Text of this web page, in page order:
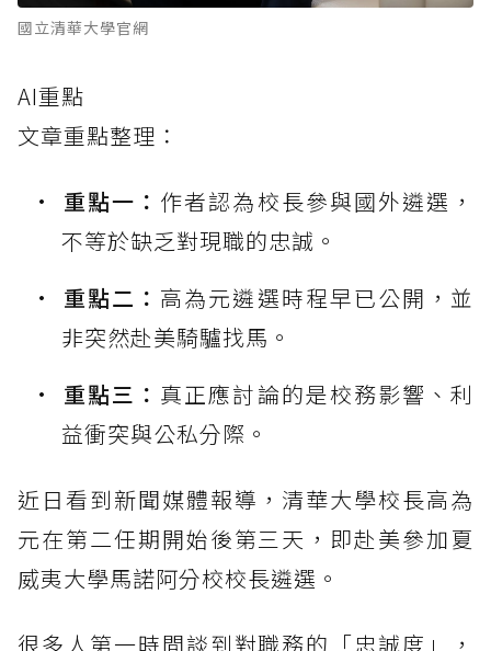
國立清華大學官網
AI重點
文章重點整理：
重點一： 作者認為校長參與國外遴選，
不等於缺乏對現職的忠誠。
重點二： 高為元遴選時程早已公開，並
非突然赴美騎驢找馬。
重點三： 真正應討論的是校務影響、利
益衝突與公私分際。
近日看到新聞媒體報導，清華大學校長高為
元在第二任期開始後第三天，即赴美參加夏
威夷大學馬諾阿分校校長遴選。
很多人第一時間談到對職務的「忠誠度」，